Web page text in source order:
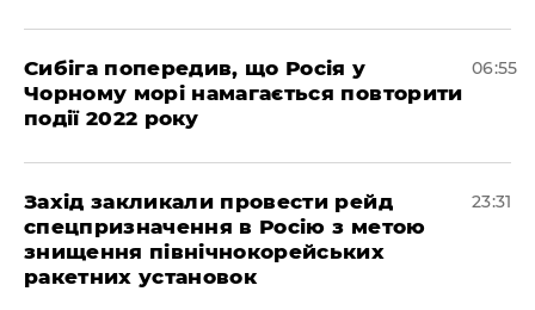
Сибіга попередив, що Росія у
Чорному морі намагається повторити
події 2022 року
06:55
​Захід закликали провести рейд
спецпризначення в Росію з метою
знищення північнокорейських
ракетних установок
23:31